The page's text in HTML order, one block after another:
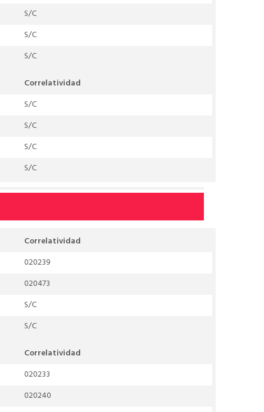
S/C
S/C
S/C
Correlatividad
S/C
S/C
S/C
S/C
Correlatividad
020239
020473
S/C
S/C
Correlatividad
020233
020240